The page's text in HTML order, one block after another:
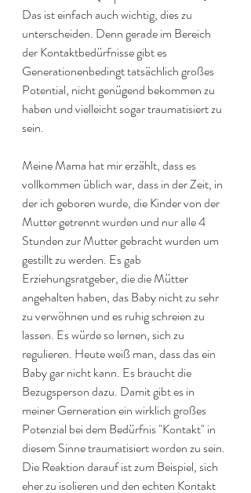
Das ist einfach auch wichtig, dies zu
unterscheiden. Denn gerade im Bereich
der Kontaktbedürfnisse gibt es
Generationenbedingt tatsächlich großes
Potential, nicht genügend bekommen zu
haben und vielleicht sogar traumatisiert zu
sein.
Meine Mama hat mir erzählt, dass es
vollkommen üblich war, dass in der Zeit, in
der ich geboren wurde, die Kinder von der
Mutter getrennt wurden und nur alle 4
Stunden zur Mutter gebracht wurden um
gestillt zu werden. Es gab
Erziehungsratgeber, die die Mütter
angehalten haben, das Baby nicht zu sehr
zu verwöhnen und es ruhig schreien zu
lassen. Es würde so lernen, sich zu
regulieren. Heute weiß man, dass das ein
Baby gar nicht kann. Es braucht die
Bezugsperson dazu. Damit gibt es in
meiner Gerneration ein wirklich großes
Potenzial bei dem Bedürfnis "Kontakt" in
diesem Sinne traumatisiert worden zu sein.
Die Reaktion darauf ist zum Beispiel, sich
eher zu isolieren und den echten Kontakt